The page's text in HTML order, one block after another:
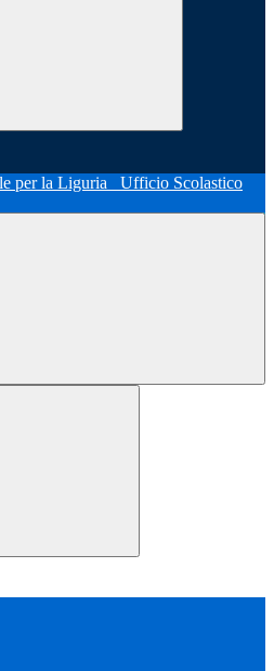
Ufficio Scolastico